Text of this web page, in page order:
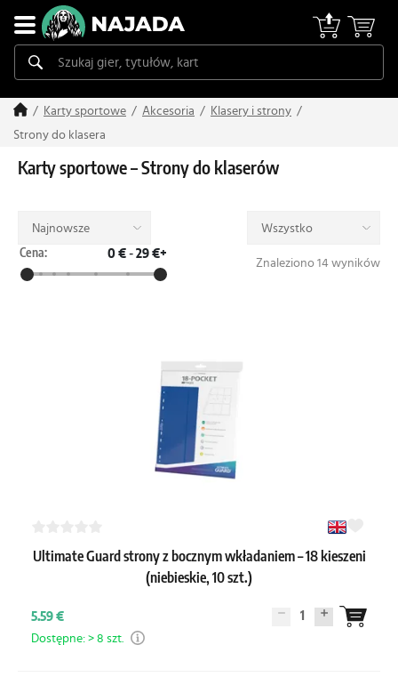
Karty sportowe Akcesoria
Klasery i strony
Strony do klasera
Karty sportowe – Strony do klaserów
Najnowsze
Wszystko
Cena:
0 € - 29 €+
Znaleziono 14 wyników
Ultimate Guard strony z bocznym wkładaniem – 18 kieszeni
(niebieskie, 10 szt.)
5.59 € 1
Dostępne: > 8 szt.